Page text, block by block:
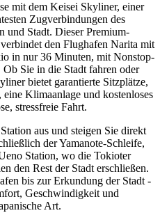
mit dem Keisei Skyliner, einer
Zugverbindungen des
und Stadt. Dieser Premium-
den Flughafen Narita mit
in nur 36 Minuten, mit Nonstop-
Sie in die Stadt fahren oder
bietet garantierte Sitzplätze,
eine Klimaanlage und kostenloses
stressfreie Fahrt.
aus und steigen Sie direkt
der Yamanote-Schleife,
Station, wo die Tokioter
den Rest der Stadt erschließen.
bis zur Erkundung der Stadt -
Geschwindigkeit und
Art.